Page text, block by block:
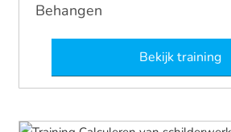
Behangen
Bekijk training